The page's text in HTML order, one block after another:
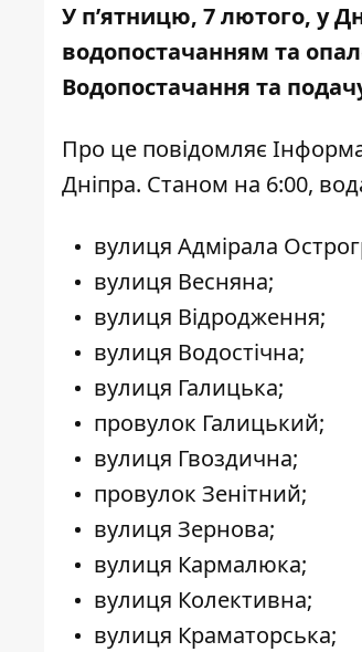
У п’ятницю, 7 лютого, у
водопостачанням та
Водопостачання та
Про це повідомляє
Дніпра. Станом на 6:00,
вулиця Адмірала
вулиця Весняна;
вулиця Відродження;
вулиця Водостічна;
вулиця Галицька;
провулок Галицький;
вулиця Гвоздична;
провулок Зенітний;
вулиця Зернова;
вулиця Кармалюка;
вулиця Колективна;
вулиця Краматорська;